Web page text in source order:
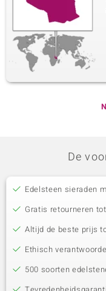
De
Edelsteen sieraden
Gratis retourneren
Altijd de beste prijs
Ethisch
500 soorten